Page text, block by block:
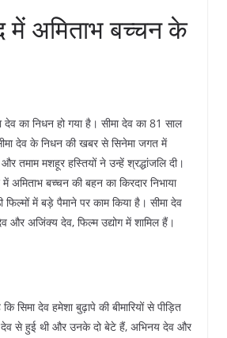
में अमिताभ बच्चन के
देव का निधन हो गया है। सीमा देव का 81 साल
देव के निधन की खबर से सिनेमा जगत में
तमाम मशहूर हस्तियों ने उन्हें श्रद्धांजलि दी।
अमिताभ बच्चन की बहन का किरदार निभाया
में बड़े पैमाने पर काम किया है। सीमा देव
और अजिंक्य देव, फिल्म उद्योग में शामिल हैं।
सिमा देव हमेशा बुढ़ापे की बीमारियों से पीड़ित
देव से हुई थी और उनके दो बेटे हैं, अभिनय देव और